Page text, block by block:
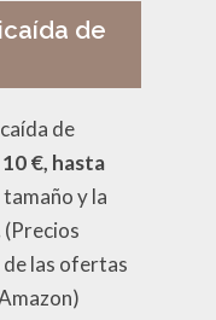
de
de
€, hasta
y la
(Precios
las ofertas